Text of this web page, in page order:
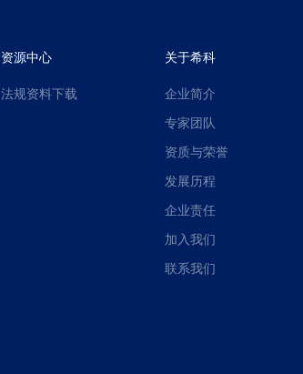
资源中心
法规资料下载
关于希科
企业简介
专家团队
资质与荣誉
发展历程
企业责任
加入我们
联系我们